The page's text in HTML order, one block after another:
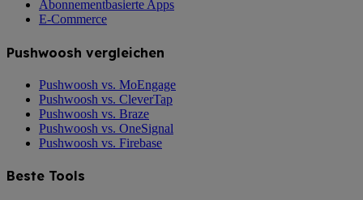
Abonnementbasierte Apps
E-Commerce
Pushwoosh vergleichen
Pushwoosh vs. MoEngage
Pushwoosh vs. CleverTap
Pushwoosh vs. Braze
Pushwoosh vs. OneSignal
Pushwoosh vs. Firebase
Beste Tools